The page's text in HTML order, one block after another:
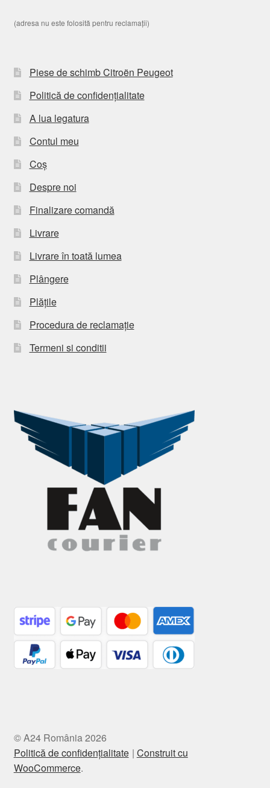
(adresa nu este folosită pentru reclamații)
Piese de schimb Citroën Peugeot
Politică de confidențialitate
A lua legatura
Contul meu
Coș
Despre noi
Finalizare comandă
Livrare
Livrare în toată lumea
Plângere
Plățile
Procedura de reclamație
Termeni si conditii
© A24 România 2026
Politică de confidențialitate Construit cu
WooCommerce.